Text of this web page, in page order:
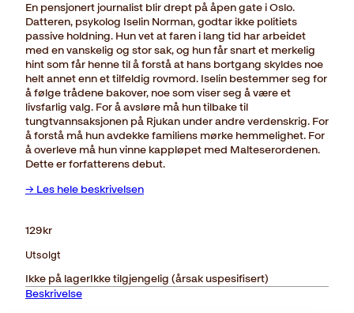
En pensjonert journalist blir drept på åpen gate i Oslo.
Datteren, psykolog Iselin Norman, godtar ikke politiets
passive holdning. Hun vet at faren i lang tid har arbeidet
med en vanskelig og stor sak, og hun får snart et merkelig
hint som får henne til å forstå at hans bortgang skyldes noe
helt annet enn et tilfeldig rovmord. Iselin bestemmer seg for
å følge trådene bakover, noe som viser seg å være et
livsfarlig valg. For å avsløre må hun tilbake til
tungtvannsaksjonen på Rjukan under andre verdenskrig. For
å forstå må hun avdekke familiens mørke hemmelighet. For
å overleve må hun vinne kappløpet med Malteserordenen.
Dette er forfatterens debut.
→ Les hele beskrivelsen
129kr
Utsolgt
Ikke på lagerIkke tilgjengelig (årsak uspesifisert)
Beskrivelse